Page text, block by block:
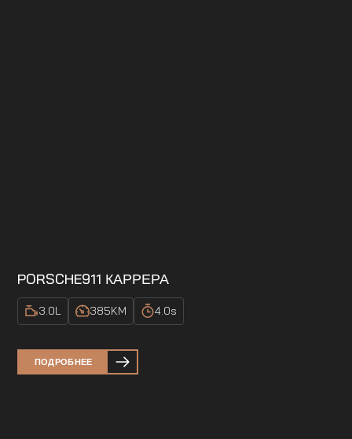
PORSCHE911 КАРРЕРА
3.0L 385KM 4.0s
ПОДРОБНЕЕ